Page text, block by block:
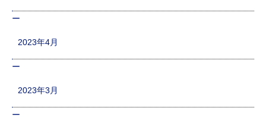
2023年4月
2023年3月